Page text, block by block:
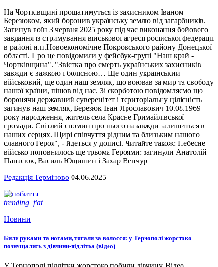
На Чортківщині прощатимуться із захисником Іваном
Березюком, який боронив українську землю від загарбників.
Загинув воїн 3 червня 2025 року під час виконання бойового
завдання із стримування військової агресії російської федерації
в районі н.п.Новоекономічне Покровського району Донецької
області. Про це повідомили у фейсбук-групі "Наш край -
Чортківщина". "Звістка про смерть українських захисників
завжди є важкою і болісною… Ще один український
військовий, ще один наш земляк, що воював за мир та свободу
нашої країни, пішов від нас. Зі скорботою повідомляємо що
боронячи державний суверенітет і територіальну цілісність
загинув наш земляк, Березюк Іван Ярославович 10.08.1969
року народження, житель села Красне Гримайлівської
громади. Світлий спомин про нього назавжди залишиться в
наших серцях. Щирі співчуття рідним та близьким нашого
славного Героя", - йдеться у дописі. Читайте також: Небесне
військо поповнилось ще трьома Героями: загинули Анатолій
Панасюк, Василь Ющишин і Захар Венчур
Редакція Терміново 04.06.2025
trending_flat
Новини
Били руками та ногами, тягали за волосся: у Тернополі жорстоко
познущались з дівчини-підлітка (відео)
У Тернополі підлітки жорстоко побили дівчину. Відео